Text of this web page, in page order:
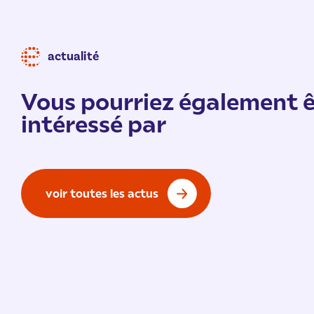
actualité
Vous pourriez également
intéressé par
voir toutes les actus